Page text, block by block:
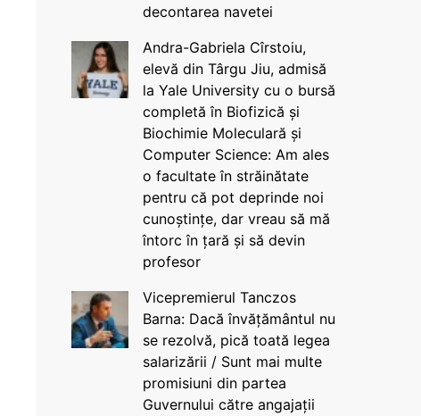
decontarea navetei
Andra-Gabriela Cîrstoiu,
elevă din Târgu Jiu, admisă
la Yale University cu o bursă
completă în Biofizică și
Biochimie Moleculară și
Computer Science: Am ales
o facultate în străinătate
pentru că pot deprinde noi
cunoștințe, dar vreau să mă
întorc în țară și să devin
profesor
Vicepremierul Tanczos
Barna: Dacă învățământul nu
se rezolvă, pică toată legea
salarizării / Sunt mai multe
promisiuni din partea
Guvernului către angajații